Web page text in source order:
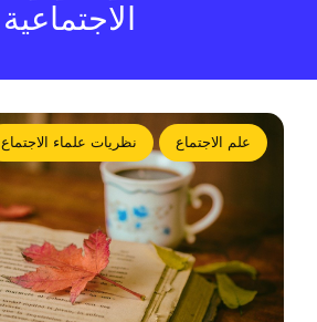
الاجتماعية
علم الاجتماع نظريات علماء الاجتماع